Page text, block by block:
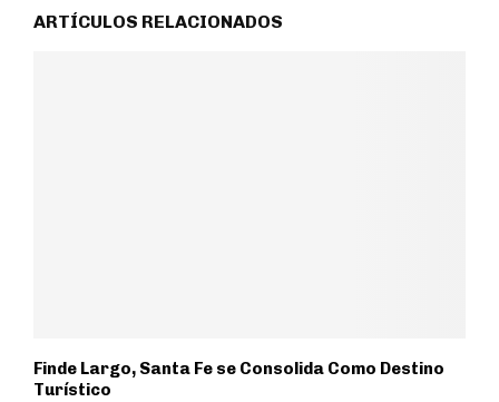
ARTÍCULOS RELACIONADOS
Finde Largo, Santa Fe se Consolida Como Destino
Turístico